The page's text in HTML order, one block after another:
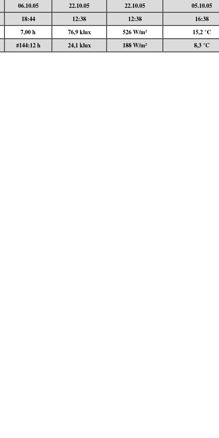
06.10.05 22.10.05 22.10.05
05.10.05
18:44 12:38 12:38
16:38
7,00 h 76,9 klux 526 W/m²
15,2 °C
#144:12 h 24,1 klux 188 W/m² 8,3 °C